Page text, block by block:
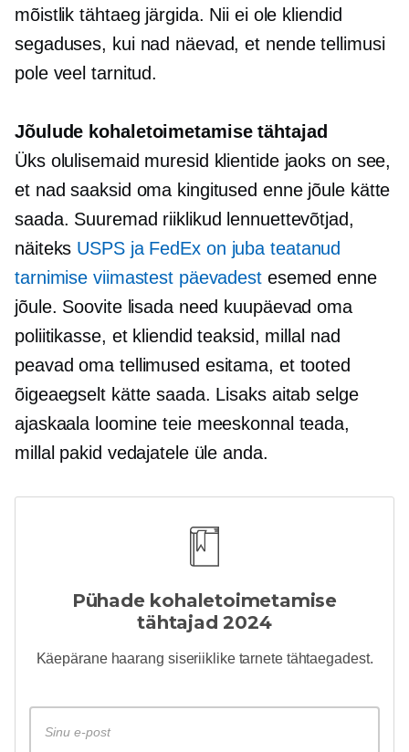
mõistlik tähtaeg järgida. Nii ei ole kliendid
segaduses, kui nad näevad, et nende tellimusi
pole veel tarnitud.
Jõulude kohaletoimetamise tähtajad
Üks olulisemaid muresid klientide jaoks on see,
et nad saaksid oma kingitused enne jõule kätte
saada. Suuremad riiklikud lennuettevõtjad,
näiteks USPS ja FedEx on juba teatanud
tarnimise viimastest päevadest esemed enne
jõule. Soovite lisada need kuupäevad oma
poliitikasse, et kliendid teaksid, millal nad
peavad oma tellimused esitama, et tooted
õigeaegselt kätte saada. Lisaks aitab selge
ajaskaala loomine teie meeskonnal teada,
millal pakid vedajatele üle anda.
Pühade kohaletoimetamise
tähtajad 2024
Käepärane haarang siseriiklike tarnete tähtaegadest.